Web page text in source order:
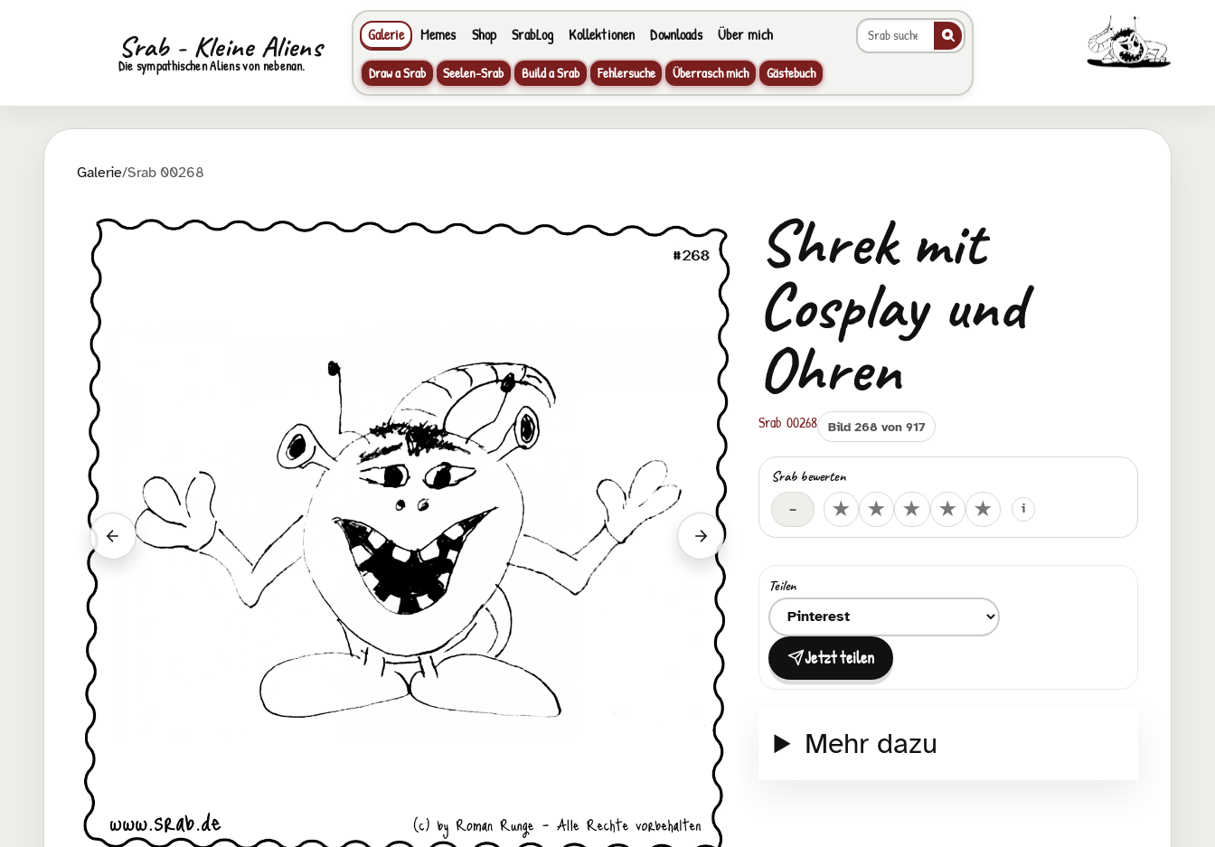
Srab - Kleine Aliens
Die sympathischen Aliens von nebenan.
Galerie Memes Shop SrabLog Kollektionen Downloads Über mich
Galerie durchsuchen
Draw a Srab
Seelen-Srab Build a Srab Fehlersuche Überrasch mich Gästebuch
Animierter Srab im
Galerie/Srab 00268
Vorheriger Srab Nächster Srab
Shrek mit
Cosplay und
Ohren
Srab 00268 Bild 268 von 917
Srab bewerten
–
Deine Bewertung ★
★
★
★
★ i
Teilen
Ziel zum Teilen auswählen
Jetzt teilen
Mehr dazu